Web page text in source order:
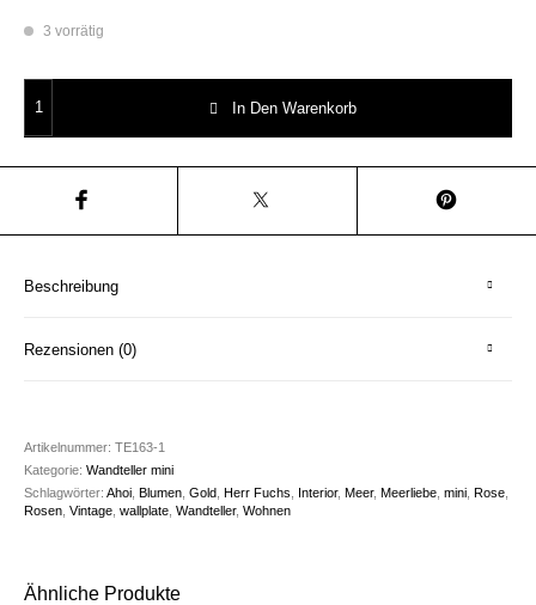
3 vorrätig
In Den Warenkorb
Beschreibung
Rezensionen (0)
Artikelnummer:TE163-1
Kategorie:Wandteller mini
Schlagwörter:Ahoi ,Blumen ,Gold ,Herr Fuchs Interior,Meer,Meerliebe ,mini ,Rose
Rosen ,Vintage ,wallplate ,Wandteller,Wohnen
Ähnliche Produkte